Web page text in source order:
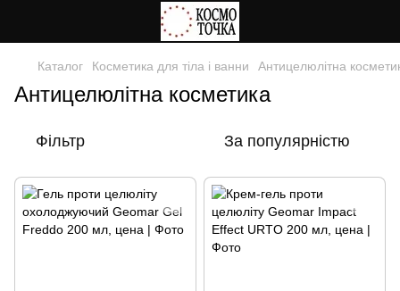
Каталог Косметика для тіла і ванни Антицелюлітна
Антицелюлітна косметика
Фільтр За популярністю